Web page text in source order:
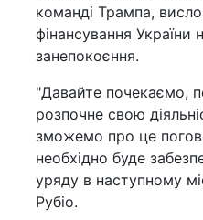
команді Трампа,
фінансування
занепокоєння.
"Давайте почекаємо,
розпочне свою
зможемо про це
необхідно буде
уряду в наступному
Рубіо.